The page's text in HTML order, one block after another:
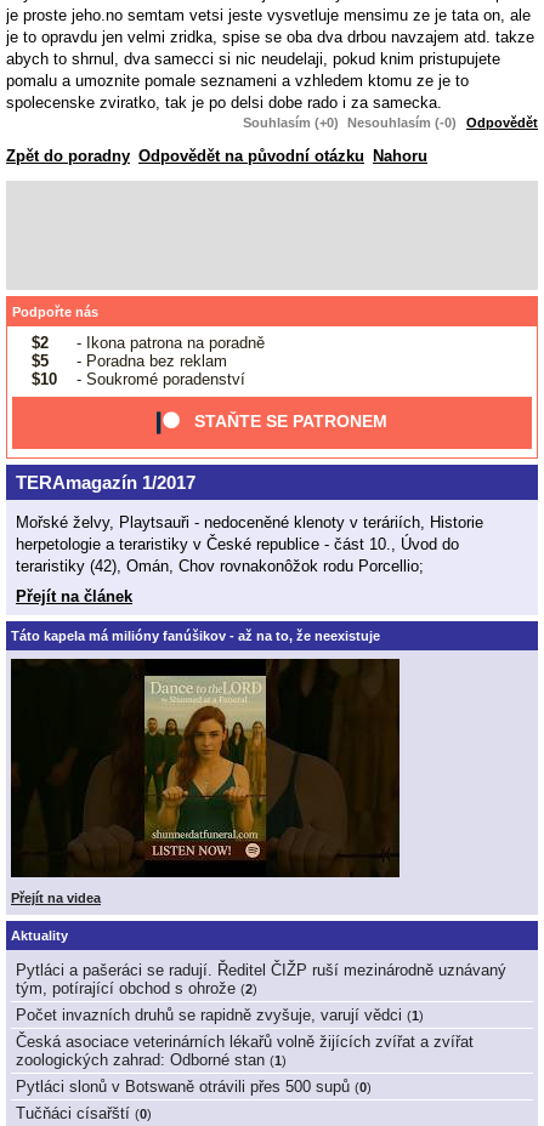
je proste jeho.no semtam vetsi jeste vysvetluje mensimu ze je tata on, ale
je to opravdu jen velmi zridka, spise se oba dva drbou navzajem atd. takze
abych to shrnul, dva samecci si nic neudelaji, pokud knim pristupujete
pomalu a umoznite pomale seznameni a vzhledem ktomu ze je to
spolecenske zviratko, tak je po delsi dobe rado i za samecka.
Souhlasím (+0) Nesouhlasím (-0) Odpovědět
Zpět do poradny Odpovědět na původní otázku Nahoru
Podpořte nás
$2
- Ikona patrona na poradně
$5
- Poradna bez reklam
$10
- Soukromé poradenství
STAŇTE SE PATRONEM
TERAmagazín 1/2017
Mořské želvy, Playtsauři - nedoceněné klenoty v teráriích, Historie
herpetologie a teraristiky v České republice - část 10., Úvod do
teraristiky (42), Omán, Chov rovnakonôžok rodu Porcellio;
Přejít na článek
Táto kapela má milióny fanúšikov - až na to, že neexistuje
Přejít na videa
Aktuality
Pytláci a pašeráci se radují. Ředitel ČIŽP ruší mezinárodně uznávaný
tým, potírající obchod s ohrože (2)
Počet invazních druhů se rapidně zvyšuje, varují vědci (1)
Česká asociace veterinárních lékařů volně žijících zvířat a zvířat
zoologických zahrad: Odborné stan (1)
Pytláci slonů v Botswaně otrávili přes 500 supů (0)
Tučňáci císařští (0)